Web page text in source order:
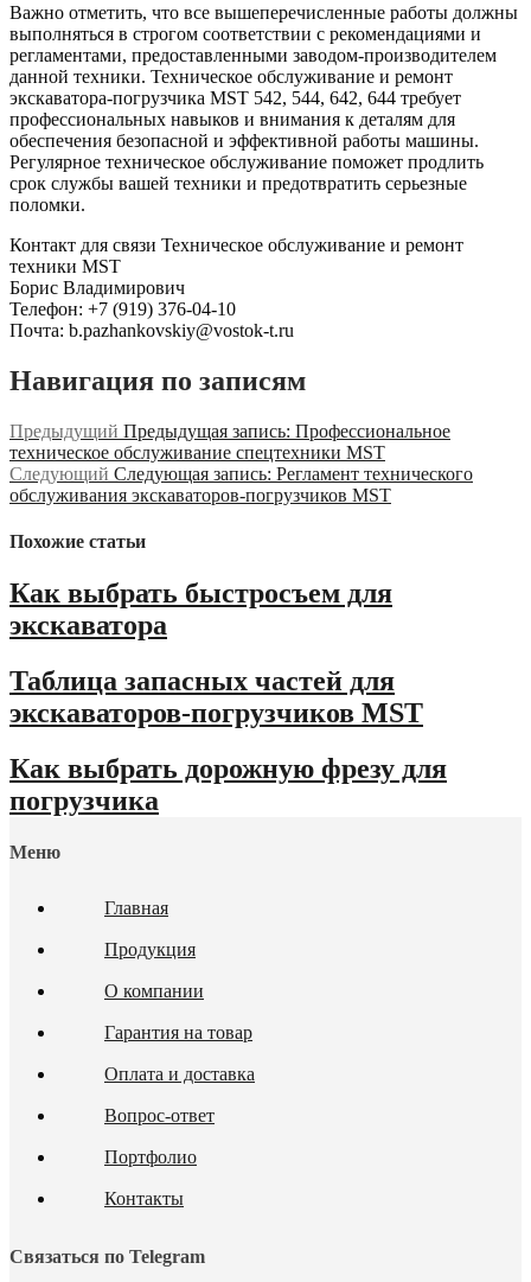
Важно отметить, что все вышеперечисленные работы должны
выполняться в строгом соответствии с рекомендациями и
регламентами, предоставленными заводом-производителем
данной техники. Техническое обслуживание и ремонт
экскаватора-погрузчика MST 542, 544, 642, 644 требует
профессиональных навыков и внимания к деталям для
обеспечения безопасной и эффективной работы машины.
Регулярное техническое обслуживание поможет продлить
срок службы вашей техники и предотвратить серьезные
поломки.
Контакт для связи Техническое обслуживание и ремонт
техники MST
Борис Владимирович
Телефон: +7 (919) 376-04-10
Почта: b.pazhankovskiy@vostok-t.ru
Навигация по записям
Предыдущий Предыдущая запись: Профессиональное
техническое обслуживание спецтехники MST
Следующий Следующая запись: Регламент технического
обслуживания экскаваторов-погрузчиков MST
Похожие статьи
Как выбрать быстросъем для
экскаватора
Таблица запасных частей для
экскаваторов-погрузчиков MST
Как выбрать дорожную фрезу для
погрузчика
Меню
Главная
Продукция
О компании
Гарантия на товар
Оплата и доставка
Вопрос-ответ
Портфолио
Контакты
Связаться по Telegram